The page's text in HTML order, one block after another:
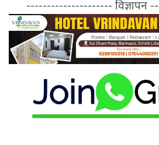
--------------------- विज्ञापन